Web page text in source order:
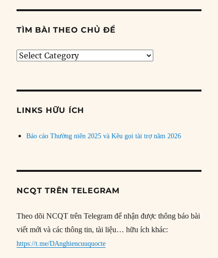
TÌM BÀI THEO CHỦ ĐỀ
Tìm
đề
LINKS HỮU ÍCH
Báo cáo Thường niên 2025 và Kêu gọi tài trợ năm 2026
NCQT TRÊN TELEGRAM
Theo dõi NCQT trên Telegram để nhận được thông báo bài
viết mới và các thông tin, tài liệu… hữu ích khác:
https://t.me/DAnghiencuuquocte